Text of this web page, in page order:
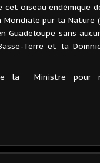
oiseau endémique
pur la Nature
sans
Terre et la
la Ministre pour